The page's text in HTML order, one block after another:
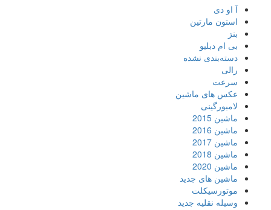
آ او دی
استون مارتین
بنز
بی ام دبلیو
دسته‌بندی نشده
رالی
سرعت
عکس های ماشین
لامبورگینی
ماشین 2015
ماشین 2016
ماشین 2017
ماشین 2018
ماشین 2020
ماشین های جدید
موتورسیکلت
وسیله نقلیه جدید